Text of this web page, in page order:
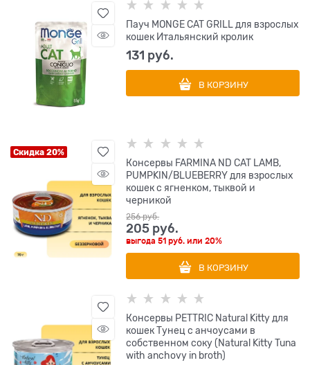
Пауч MONGE CAT GRILL для взрослых
кошек Итальянский кролик
131 руб.
В КОРЗИНУ
Скидка 20%
Консервы FARMINA ND CAT LAMB,
PUMPKIN/BLUEBERRY для взрослых
кошек с ягненком, тыквой и
черникой
256 руб.
205 руб.
выгода51 руб. или20%
В КОРЗИНУ
Консервы PETTRIC Natural Kitty для
кошек Тунец с анчоусами в
собственном соку (Natural Kitty Tuna
with anchovy in broth)